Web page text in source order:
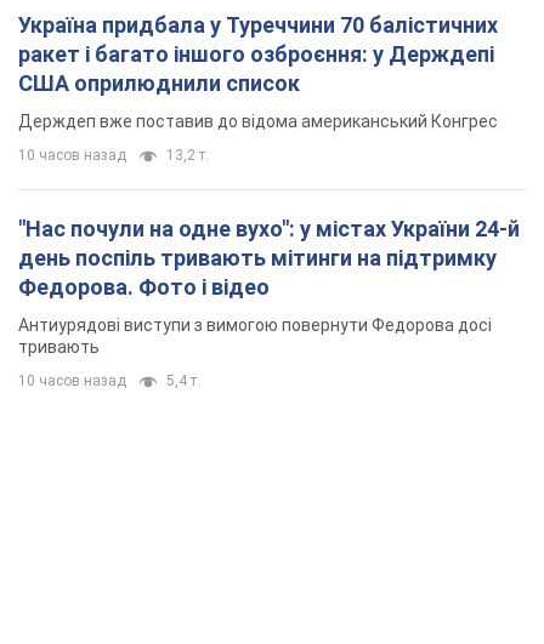
Україна придбала у Туреччини 70 балістичних
ракет і багато іншого озброєння: у Держдепі
США оприлюднили список
Держдеп вже поставив до відома американський Конгрес
10 часов назад 13,2 т.
"Нас почули на одне вухо": у містах України 24-й
день поспіль тривають мітинги на підтримку
Федорова. Фото і відео
Антиурядові виступи з вимогою повернути Федорова досі
тривають
10 часов назад 5,4 т.